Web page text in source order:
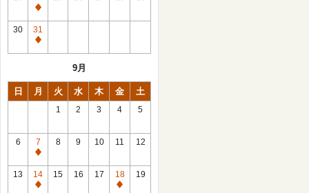
日
休
館
日
30
31
休
9月
日 月 火 水 木 金 土
1 2 3 4 5
6
7
休
館
日
8 9 10 11 12
13
14
休
15 16 17
18
休
19